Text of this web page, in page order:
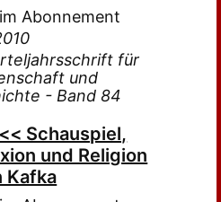
Abonnement
für
und
- Band 84
Schauspiel,
und Religion
Kafka